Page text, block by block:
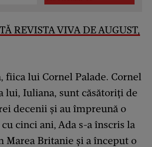
REVISTA VIVA DE AUGUST,
fiica lui Cornel Palade. Cornel
lui, Iuliana, sunt căsătoriți de
decenii și au împreună o
cinci ani, Ada s-a înscris la
Marea Britanie și a început o